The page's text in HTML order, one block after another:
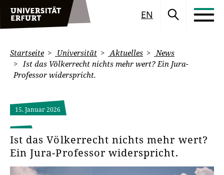
EN
Startseite Universität Aktuelles
News
Ist das Völkerrecht nichts mehr wert? Ein Jura-
Professor widerspricht.
15. Januar 2026
Ist das Völkerrecht nichts mehr wert?
Ein Jura-Professor widerspricht.